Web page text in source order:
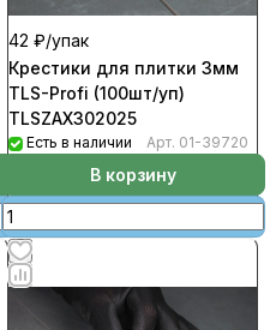
42 ₽/упак
Крестики для плитки 3мм
TLS-Profi (100шт/уп)
TLSZAX302025
Есть в наличии Арт. 01-39720
В корзину